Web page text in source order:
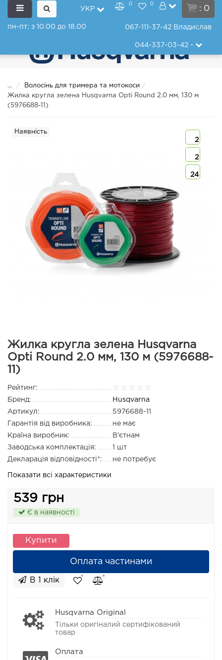
: 0
УКР
0 0
пн-пт: з 10.00 до 18.00 067-111-37-42 Владислав
044-337-03-42-
...
Волосінь для тримера та мотокоси
Жилка кругла зелена Husqvarna Opti Round 2.0 мм, 130 м
(5976688-11)
2
2
24
Наявність
Жилка кругла зелена Husqvarna
Opti Round 2.0 мм, 130 м (5976688-
11)
Рейтинг:
Бренд:
Husqvarna
Артикул:
5976688-11
Гарантія від виробника:
не має
Країна виробник:
В'єтнам
Заводська комплектація:
1 шт
Декларація відповідності*:
не потребує
Показати всі характеристики
539 грн
Є в наявності
Купити
Оплата частинами
В 1 клік
Husqvarna Original
Тільки оригіналий сертифікований
товар
Оплата